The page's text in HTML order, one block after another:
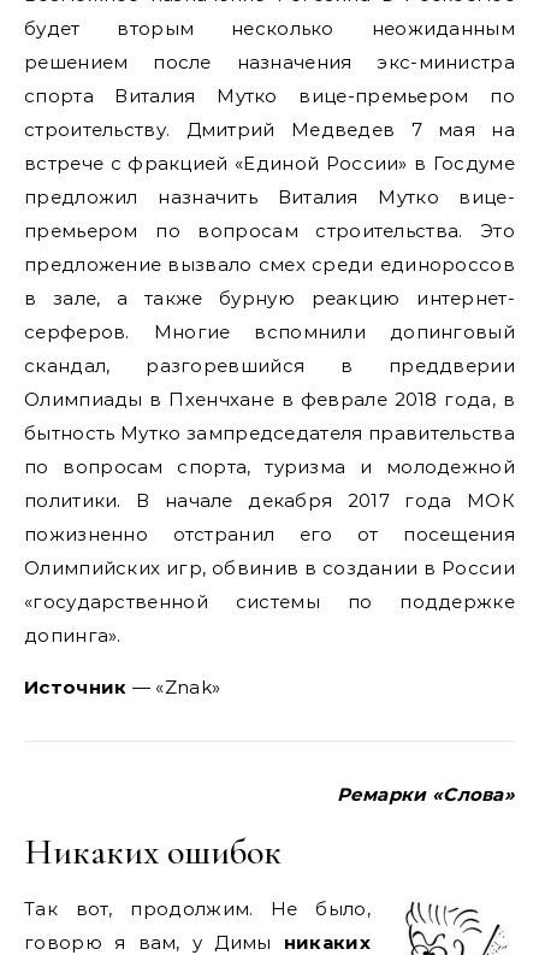
будет вторым несколько неожиданным
решением после назначения экс-министра
спорта Виталия Мутко вице-премьером по
строительству. Дмитрий Медведев 7 мая на
встрече с фракцией «Единой России» в Госдуме
предложил назначить Виталия Мутко вице-
премьером по вопросам строительства. Это
предложение вызвало смех среди единороссов
в зале, а также бурную реакцию интернет-
серферов. Многие вспомнили допинговый
скандал, разгоревшийся в преддверии
Олимпиады в Пхенчхане в феврале 2018 года, в
бытность Мутко зампредседателя правительства
по вопросам спорта, туризма и молодежной
политики. В начале декабря 2017 года МОК
пожизненно отстранил его от посещения
Олимпийских игр, обвинив в создании в России
«государственной системы по поддержке
допинга».
Источник — «Znak»
Ремарки «Слова»
Никаких ошибок
Так вот, продолжим. Не было,
говорю я вам, у Димы никаких